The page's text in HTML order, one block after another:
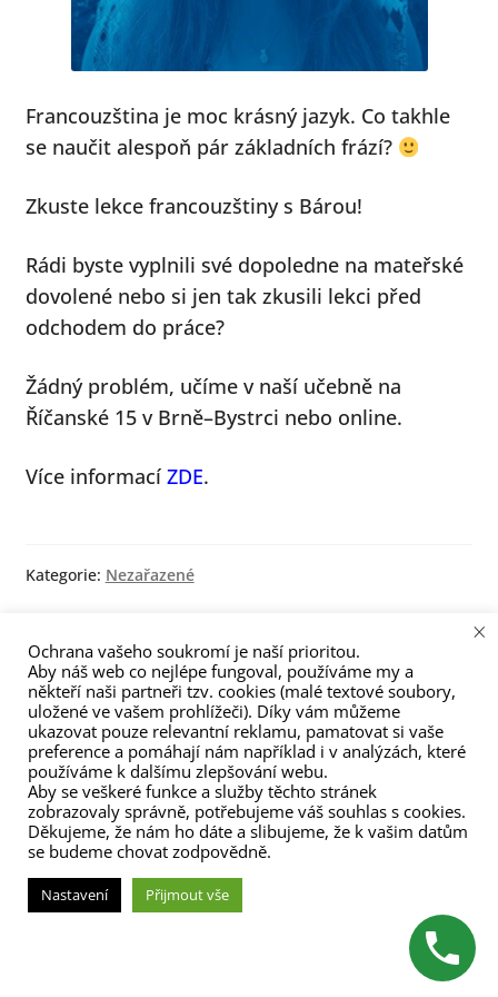
Francouzština je moc krásný jazyk. Co takhle
se naučit alespoň pár základních frází?
Zkuste lekce francouzštiny s Bárou!
Rádi byste vyplnili své dopoledne na mateřské
dovolené nebo si jen tak zkusili lekci před
odchodem do práce?
Žádný problém, učíme v naší učebně na
Říčanské 15 v Brně–Bystrci nebo online.
Více informací ZDE.
Kategorie: Nezařazené
Navigace
pro
příspěvek
Předchozí
příspěvek:
Poslední volná místa v
kurzech
Následující
příspěvek:
Předtestování zkoušek
Cambridge
(C) Zita Nováková 2023
Ochrana vašeho soukromí je naší prioritou.
Aby náš web co nejlépe fungoval, používáme my a
někteří naši partneři tzv. cookies (malé textové soubory,
uložené ve vašem prohlížeči). Díky vám můžeme
ukazovat pouze relevantní reklamu, pamatovat si vaše
preference a pomáhají nám například i v analýzách, které
používáme k dalšímu zlepšování webu.
Aby se veškeré funkce a služby těchto stránek
zobrazovaly správně, potřebujeme váš souhlas s cookies.
Děkujeme, že nám ho dáte a slibujeme, že k vašim datům
se budeme chovat zodpovědně.
Nastavení Přijmout vše
×